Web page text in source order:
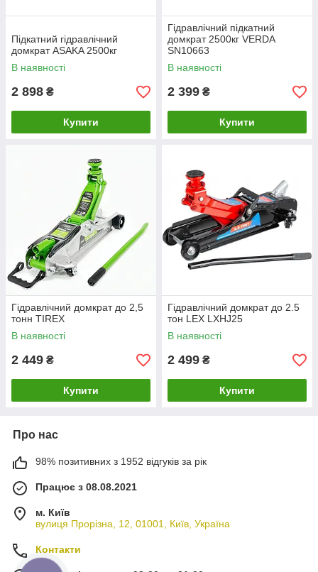
Підкатний гідравлічний
домкрат ASAKA 2500кг
В наявності
2 898 ₴
Купити
Гідравлічний підкатний
домкрат 2500кг VERDA
SN10663
В наявності
2 399 ₴
Купити
Гідравлічний домкрат до 2,5
тонн TIREX
В наявності
2 449 ₴
Купити
Гідравлічний домкрат до 2.5
тон LEX LXHJ25
В наявності
2 499 ₴
Купити
Про нас
98% позитивних з 1952 відгуків за рік
Працює з 08.08.2021
м. Київ
вулиця Прорізна, 12, 01001, Київ, Україна
Контакти